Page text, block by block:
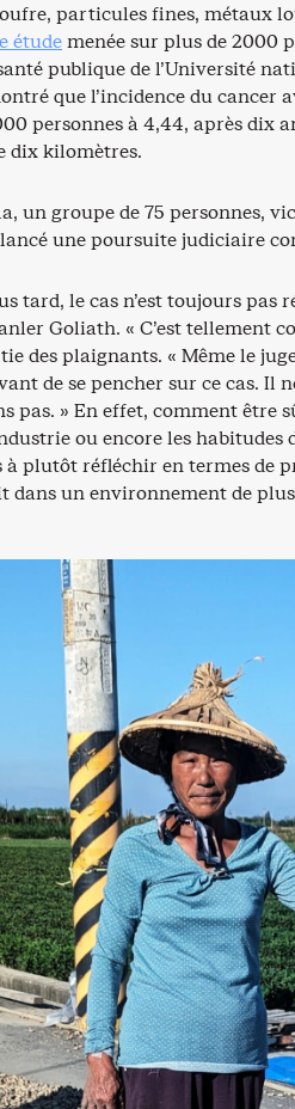
particules fines, métaux
étudemenée sur plus de 2000
publique de l’Université
que l’incidence du cancer
personnes à 4,44, après dix
dix kilomètres.
un groupe de 75 personnes,
une poursuite judiciaire
tard, le cas n’est toujours
Goliath. « C’est tellement
des plaignants. « Même le
de se pencher sur ce cas. Il
pas. » En effet, comment être
ou encore les habitudes
à plutôt réfléchir en termes de
dans un environnement de